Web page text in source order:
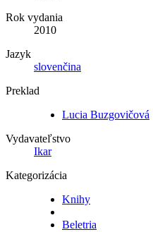
Rok vydania
2010
Jazyk
slovenčina
Preklad
Lucia Buzgovičová
Vydavateľstvo
Ikar
Kategorizácia
Knihy
Beletria